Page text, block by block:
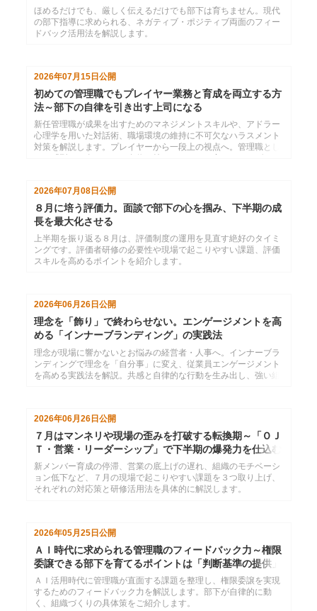
ほめるだけでも、厳しく伝えるだけでも部下は育ちません。現代
の部下指導に求められる、ネガティブ・ポジティブ両面のフィー
ドバック活用法を解説します。
2026年07月15日 公開
初めての管理職でもプレイヤー業務と育成を両立する方
法～部下の自律を引き出す上司になる
新任管理職が成果を出すためのマネジメントスキルや、アドラー
心理学を用いた対話術、職場環境の維持に不可欠なハラスメント
対策を解説します。プレイヤーから一段上の視点へ。管理職とし
2026年07月08日公開
８月に培う評価力。面談で部下の心を掴み、下半期の成
長を最大化させる
上半期を振り返る８月は、評価制度の運用を見直す絶好のタイミ
ングです。評価者研修の必要性や現場で起こりやすい課題、評価
スキルを高めるポイントを紹介します。
2026年06月26日 公開
理念を「飾り」で終わらせない。エンゲージメントを高
める「インナーブランディング」の実践法
理念が現場に響かないとお悩みの経営者・人事へ。インナーブラ
ンディングで理念を「自分事」に変え、従業員エンゲージメント
を高める実践法を解説。共感と自律的な行動を生み出し、強い組
2026年06月26日 公開
７月はマンネリや現場の歪みを打破する転換期～「ＯＪ
Ｔ・営業・リーダーシップ」で下半期の爆発力を仕込む
新メンバー育成の停滞、営業の底上げの遅れ、組織のモチベーシ
ョン低下など、７月の現場で起こりやすい課題を３つ取り上げ、
それぞれの対応策と研修活用法を具体的に解説します。
2026年05月25日公開
ＡＩ時代に求められる管理職のフィードバック力～権限
委譲できる部下を育てるポイントは「判断基準の提供」
ＡＩ活用時代に管理職が直面する課題を整理し、権限委譲を実現
するためのフィードバック力を解説します。部下が自律的に動
く、組織づくりの具体策をご紹介します。